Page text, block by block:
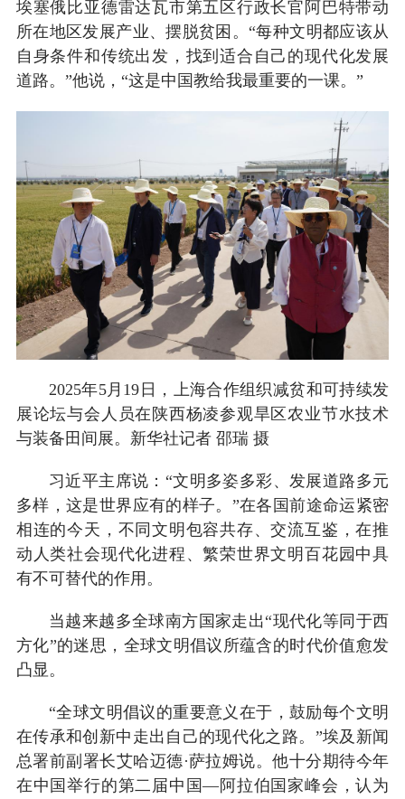
埃塞俄比亚德雷达瓦市第五区行政长官阿巴特带动
所在地区发展产业、摆脱贫困。“每种文明都应该从
自身条件和传统出发，找到适合自己的现代化发展
道路。”他说，“这是中国教给我最重要的一课。”
2025年5月19日，上海合作组织减贫和可持续发
展论坛与会人员在陕西杨凌参观旱区农业节水技术
与装备田间展。新华社记者 邵瑞 摄
习近平主席说：“文明多姿多彩、发展道路多元
多样，这是世界应有的样子。”在各国前途命运紧密
相连的今天，不同文明包容共存、交流互鉴，在推
动人类社会现代化进程、繁荣世界文明百花园中具
有不可替代的作用。
当越来越多全球南方国家走出“现代化等同于西
方化”的迷思，全球文明倡议所蕴含的时代价值愈发
凸显。
“全球文明倡议的重要意义在于，鼓励每个文明
在传承和创新中走出自己的现代化之路。”埃及新闻
总署前副署长艾哈迈德·萨拉姆说。他十分期待今年
在中国举行的第二届中国—阿拉伯国家峰会，认为